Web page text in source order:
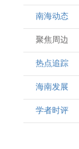
南海动态
聚焦周边
热点追踪
海南发展
学者时评